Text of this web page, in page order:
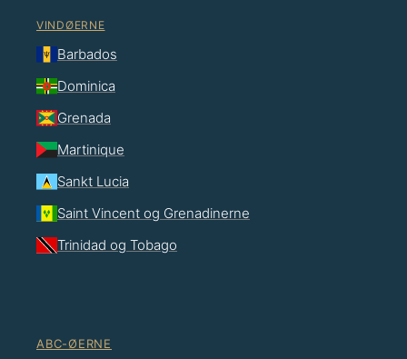
VINDØERNE
Barbados
Dominica
Grenada
Martinique
Sankt Lucia
Saint Vincent og Grenadinerne
Trinidad og Tobago
ABC-ØERNE